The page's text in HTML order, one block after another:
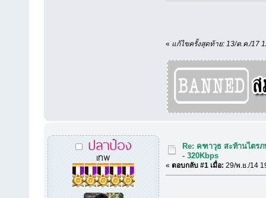
« แก้ไขครั้งสุดท้าย: 13/ต.ค./17
ปลาป๋อง
เทพ
Re: คฑาวุธ สะท้านไตร
- 320Kbps
« ตอบกลับ #1 เมื่อ: 29/พ.ย./14